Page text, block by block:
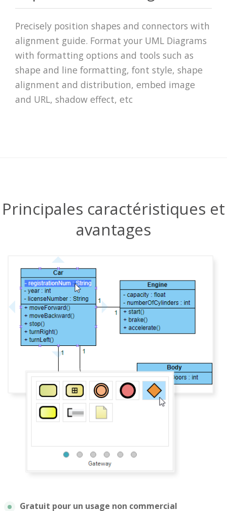
Precisely position shapes and connectors with
alignment guide. Format your UML Diagrams
with formatting options and tools such as
shape and line formatting, font style, shape
alignment and distribution, embed image
and URL, shadow effect, etc
Principales caractéristiques et
avantages
Gratuit pour un usage non commercial